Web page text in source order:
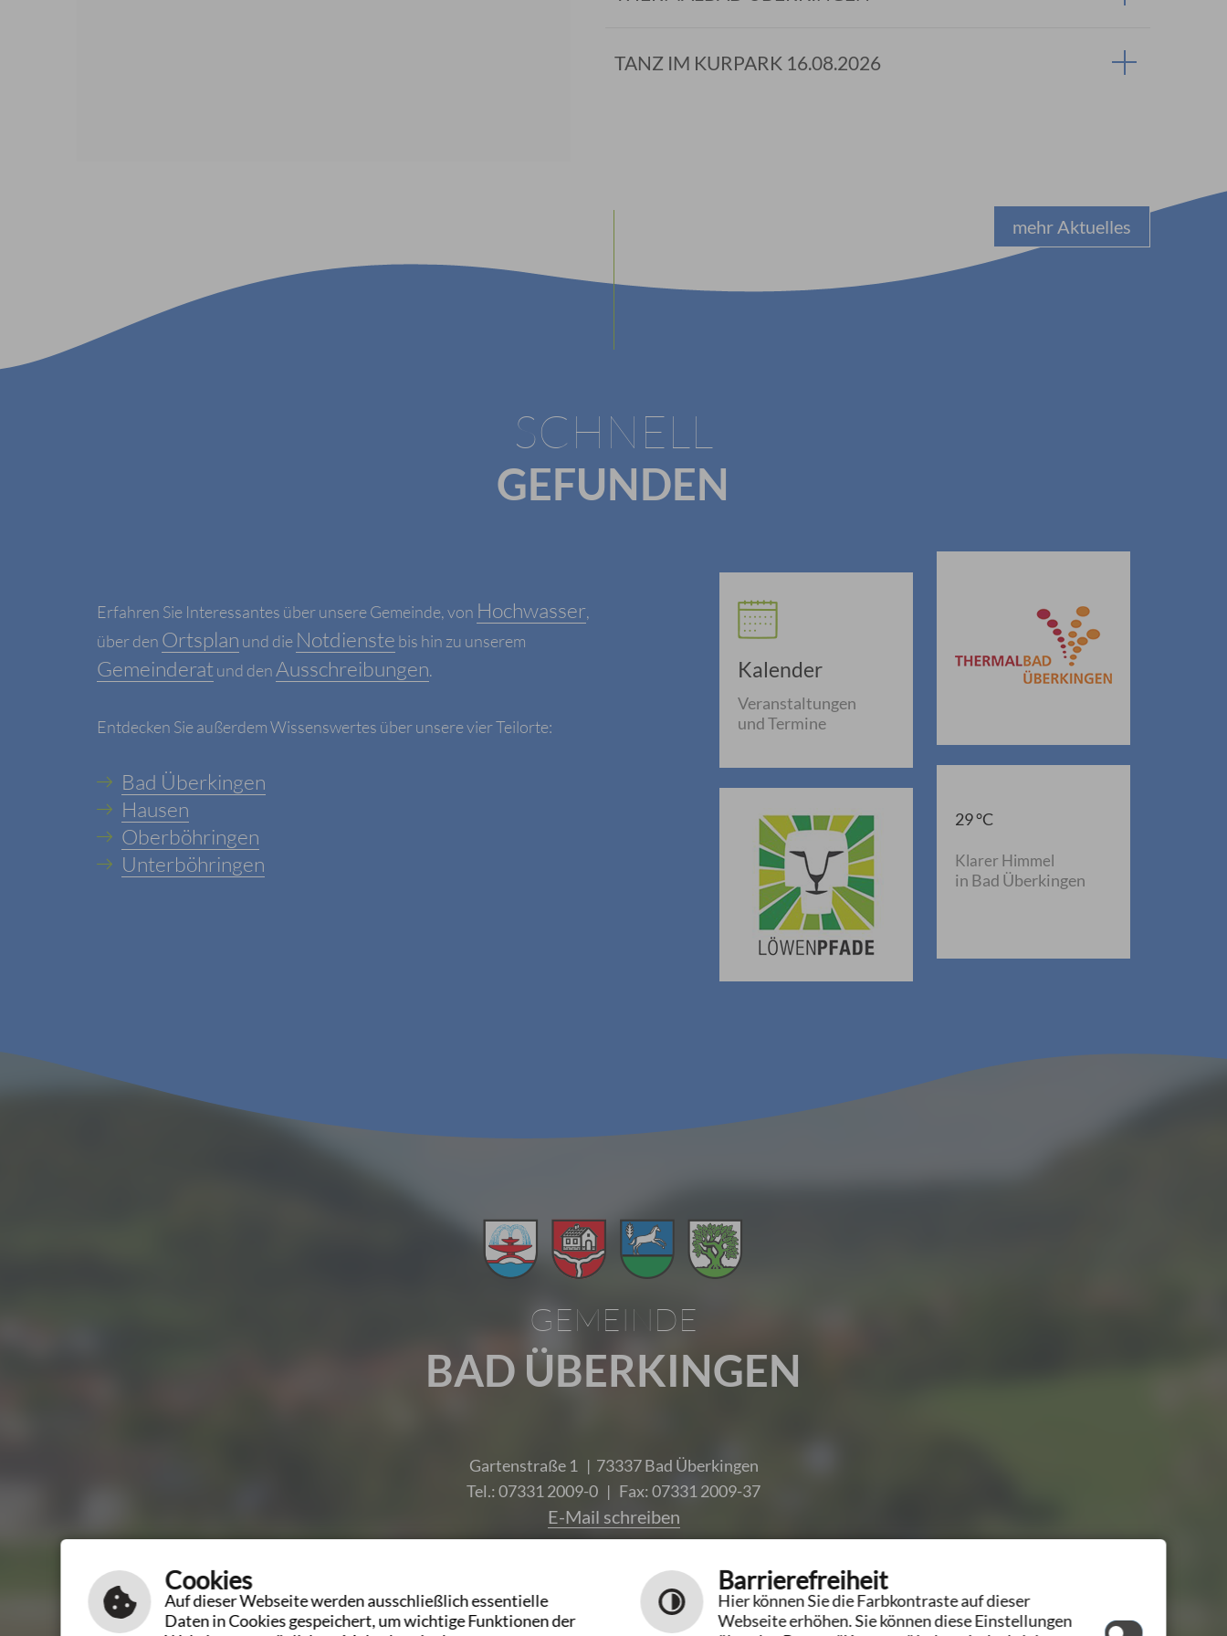
TANZ IM KURPARK 16.08.2026
mehr Aktuelles
SCHNELL
GEFUNDEN
Erfahren Sie Interessantes über unsere Gemeinde, von Hochwasser,
über den Ortsplan und die Notdienste bis hin zu unserem
Gemeinderat und den Ausschreibungen.
Entdecken Sie außerdem Wissenswertes über unsere vier Teilorte:
Bad Überkingen
Hausen
Oberböhringen
Unterböhringen
Kalender
Veranstaltungen
und Termine
29 °C
Klarer Himmel
in Bad Überkingen
GEMEINDE
BAD ÜBERKINGEN
Gartenstraße 1 | 73337 Bad Überkingen
Tel.: 07331 2009-0 | Fax: 07331 2009-37
E-Mail schreiben
Leichte Sprache Gebärdensprache
Cookies
Auf dieser Webseite werden ausschließlich essentielle
Daten in Cookies gespeichert, um wichtige Funktionen der
Barrierefreiheit
Hier können Sie die Farbkontraste auf dieser
Webseite erhöhen. Sie können diese Einstellungen